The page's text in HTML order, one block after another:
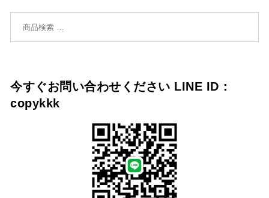
今すぐお問い合わせください LINE ID：
copykkk